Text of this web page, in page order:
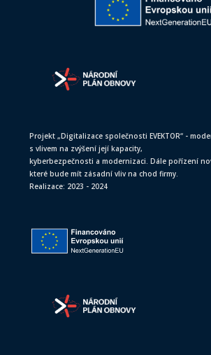
Projekt „Digitalizace společnosti EVEKTOR“ -
s vlivem na zvýšení její kapacity,
kyberbezpečnosti a modernizaci. Dále pořízení
které bude mít zásadní vliv na chod firmy.
Realizace: 2023 - 2024